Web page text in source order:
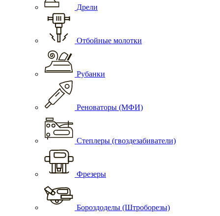
Дрели
Отбойные молотки
Рубанки
Реноваторы (МФИ)
Степлеры (гвоздезабиватели)
Фрезеры
Бороздоделы (Штроборезы)